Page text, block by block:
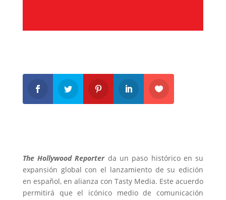
The Hollywood Reporter da un paso histórico en su
expansión global con el lanzamiento de su edición
en español, en alianza con Tasty Media. Este acuerdo
permitirá que el icónico medio de comunicación